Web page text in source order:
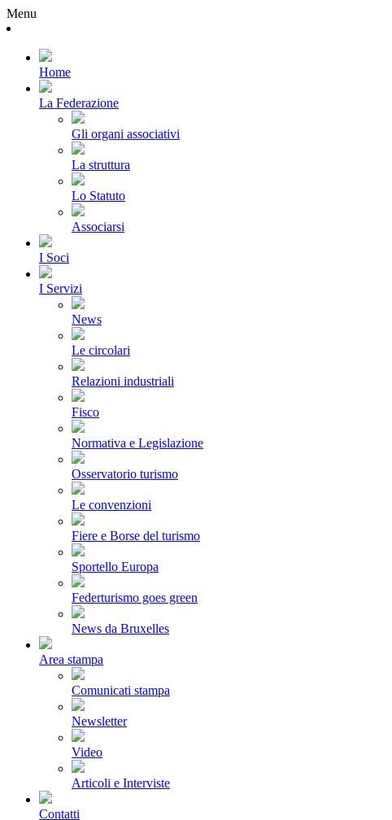
Menu
Home
La Federazione
Gli organi associativi
La struttura
Lo Statuto
Associarsi
I Soci
I Servizi
News
Le circolari
Relazioni industriali
Fisco
Normativa e Legislazione
Osservatorio turismo
Le convenzioni
Fiere e Borse del turismo
Sportello Europa
Federturismo goes green
News da Bruxelles
Area stampa
Comunicati stampa
Newsletter
Video
Articoli e Interviste
Contatti